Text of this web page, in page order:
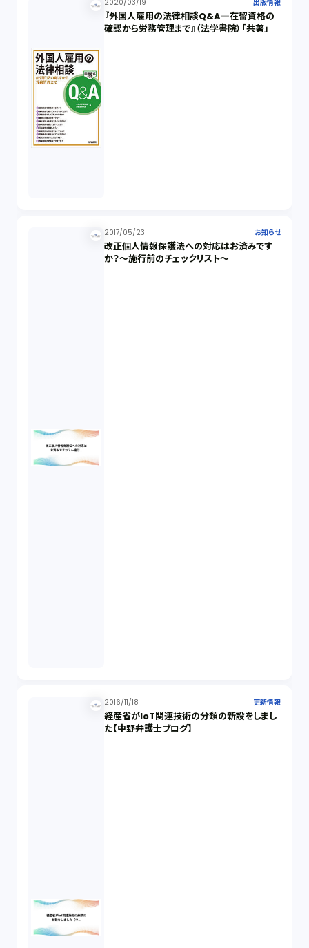
2020/03/19 出版情報
『外国人雇用の法律相談Q&A―在留資格の
確認から労務管理まで』（法学書院）「共著」
2017/05/23 お知らせ
改正個人情報保護法への対応はお済みです
か？～施行前のチェックリスト～
2016/11/18 更新情報
経産省がIoT関連技術の分類の新設をしまし
た【中野弁護士ブログ】